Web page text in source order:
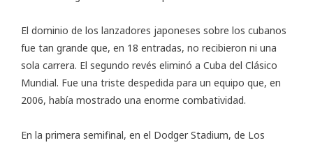
El dominio de los lanzadores japoneses sobre los cubanos
fue tan grande que, en 18 entradas, no recibieron ni una
sola carrera. El segundo revés eliminó a Cuba del Clásico
Mundial. Fue una triste despedida para un equipo que, en
2006, había mostrado una enorme combatividad.
En la primera semifinal, en el Dodger Stadium, de Los